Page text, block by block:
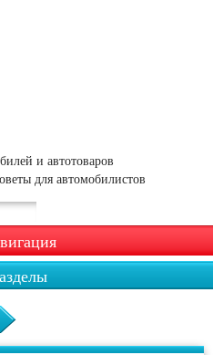
и автотоваров
для автомобилистов